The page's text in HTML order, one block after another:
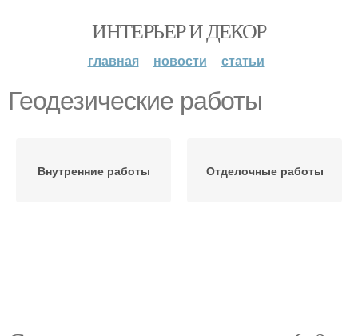
ИНТЕРЬЕР И ДЕКОР
главная новости статьи
Геодезические работы
Внутренние работы Отделочные работы